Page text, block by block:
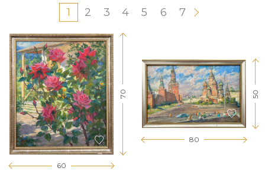
1 2 3 4 5 6 7
60
70
80
50